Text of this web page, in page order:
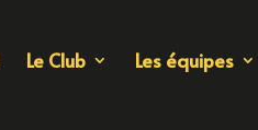
Le Club Les équipes